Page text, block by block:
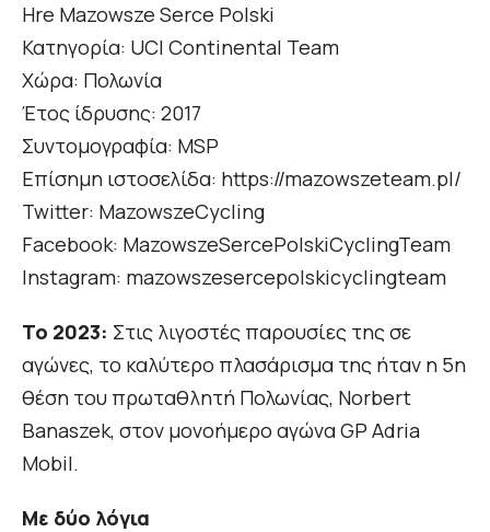
Hre Mazowsze Serce Polski
Κατηγορία: UCI Continental Team
Χώρα: Πολωνία
Έτος ίδρυσης: 2017
Συντομογραφία: MSP
Επίσημη ιστοσελίδα: https://mazowszeteam.pl/
Twitter: MazowszeCycling
Facebook: MazowszeSercePolskiCyclingTeam
Instagram: mazowszesercepolskicyclingteam
Το 2023: Στις λιγοστές παρουσίες της σε
αγώνες, το καλύτερο πλασάρισμα της ήταν η 5η
θέση του πρωταθλητή Πολωνίας, Norbert
Banaszek, στον μονοήμερο αγώνα GP Adria
Mobil.
Με δύο λόγια